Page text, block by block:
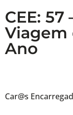
CEE: 57
Viagem
Ano
Car@s